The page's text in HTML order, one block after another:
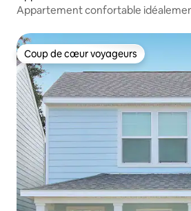
Appartement confortable
Coup de cœur voyageurs
Coup de cœur voyageurs